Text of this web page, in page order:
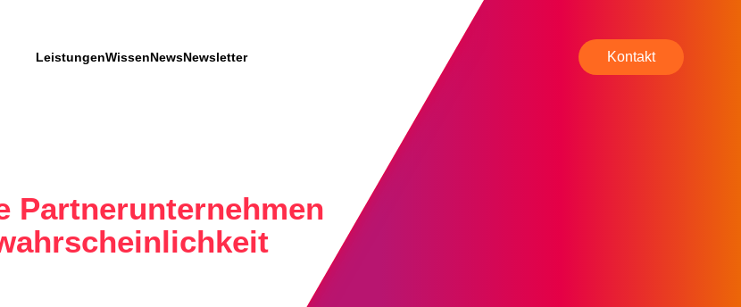
LeistungenWissenNewsNewsletter Kontakt
Partnerunternehmen